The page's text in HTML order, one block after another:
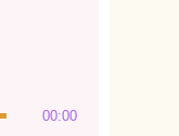
00:00